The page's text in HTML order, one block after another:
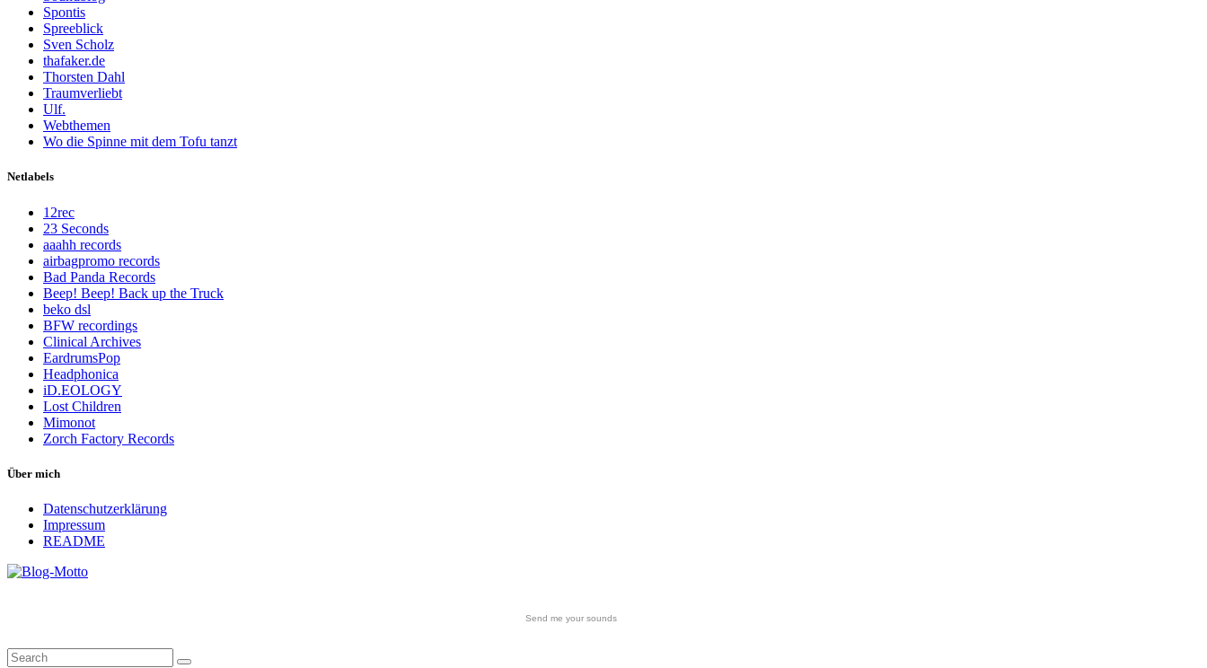
Spontis
Spreeblick
Sven Scholz
thafaker.de
Thorsten Dahl
Traumverliebt
Ulf.
Webthemen
Wo die Spinne mit dem Tofu tanzt
Netlabels
12rec
23 Seconds
aaahh records
airbagpromo records
Bad Panda Records
Beep! Beep! Back up the Truck
beko dsl
BFW recordings
Clinical Archives
EardrumsPop
Headphonica
iD.EOLOGY
Lost Children
Mimonot
Zorch Factory Records
Über mich
Datenschutzerklärung
Impressum
README
Send me your sounds